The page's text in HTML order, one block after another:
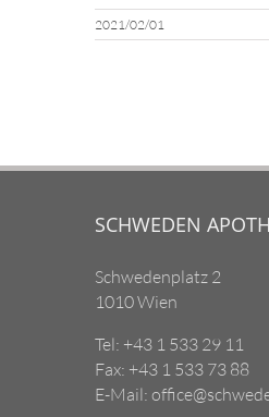
2021/02/01
SCHWEDEN
Schwedenplatz 2
1010 Wien
Tel: +43 1 533 29 11
Fax: +43 1 533 73 88
E-Mail: